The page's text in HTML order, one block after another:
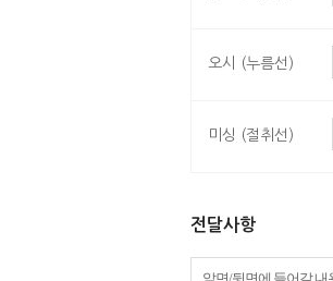
오시 (누름선)
미싱 (절취선)
전달사항